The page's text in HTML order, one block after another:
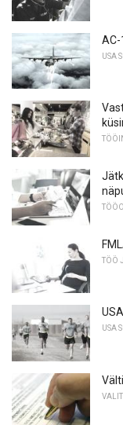
USA
TÖÖ
USA